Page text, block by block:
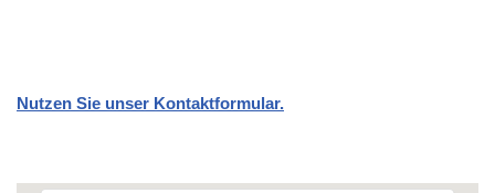
Nutzen Sie unser Kontaktformular.